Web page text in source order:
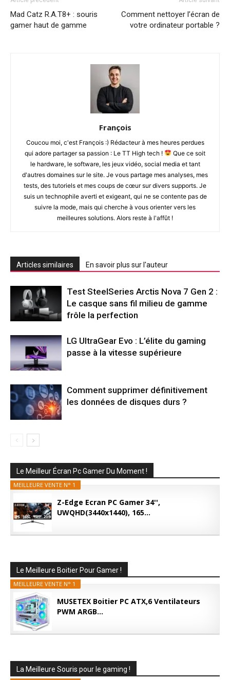
Mad Catz R.A.T8+ : souris
gamer haut de gamme
Comment nettoyer l’écran de
votre ordinateur portable ?
François
Coucou moi, c'est François :) Rédacteur à mes heures perdues
qui adore partager sa passion : Le TT High tech !
Que ce soit
le hardware, le software, les jeux vidéo, social media et tant
d'autres domaines sur le site. Je vous partage mes analyses, mes
tests, des tutoriels et mes coups de cœur sur divers supports. Je
suis un technophile averti et exigeant, qui ne se contente pas de
suivre la mode, mais qui cherche à vous orienter vers les
meilleures solutions. Alors reste à l'affût !
Articles similaires En savoir plus sur l'auteur
Test SteelSeries Arctis Nova 7 Gen 2 :
Le casque sans fil milieu de gamme
frôle la perfection
LG UltraGear Evo : L’élite du gaming
passe à la vitesse supérieure
Comment supprimer définitivement
les données de disques durs ?
Le Meilleur Écran Pc Gamer Du Moment !
MEILLEURE VENTE N° 1
Z-Edge Ecran PC Gamer 34'',
UWQHD(3440x1440), 165...
Le Meilleure Boitier Pour Gamer !
MEILLEURE VENTE N° 1
MUSETEX Boitier PC ATX,6 Ventilateurs
PWM ARGB...
La Meilleure Souris pour le gaming !